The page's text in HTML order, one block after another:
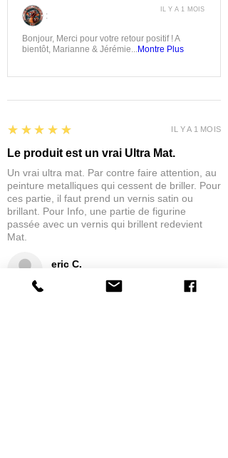
:
Bonjour, Merci pour votre retour positif ! A
bientôt, Marianne & Jérémie...Montre Plus
IL Y A 1 MOIS
eric C.
AUBIÈRE, FRANCE
5
★★★★★
Le produit est un vrai Ultra Mat.
Un vrai ultra mat. Par contre faire attention, au
peinture metalliques qui cessent de briller. Pour
ces partie, il faut prend un vernis satin ou
brillant. Pour Info, une partie de figurine
passée avec un vernis qui brillent redevient
Mat.
IL Y A 1 MOIS